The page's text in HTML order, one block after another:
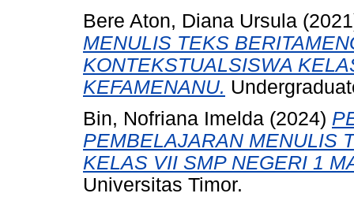
Bere Aton, Diana Ursula
MENULIS TEKS
KONTEKSTUALSISWA
KEFAMENANU.
Bin, Nofriana Imelda (2024)
PEMBELAJARAN MENULIS
KELAS VII SMP NEGERI 1
Universitas Timor.